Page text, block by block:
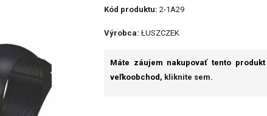
Kód produktu: 2-1A29
Výrobca: ŁUSZCZEK
Máte záujem nakupovať tento
veľkoobchod, kliknite sem.